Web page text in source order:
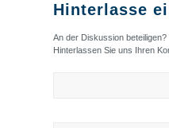
Hinterlasse
An der Diskussion beteiligen?
Hinterlassen Sie uns Ihren